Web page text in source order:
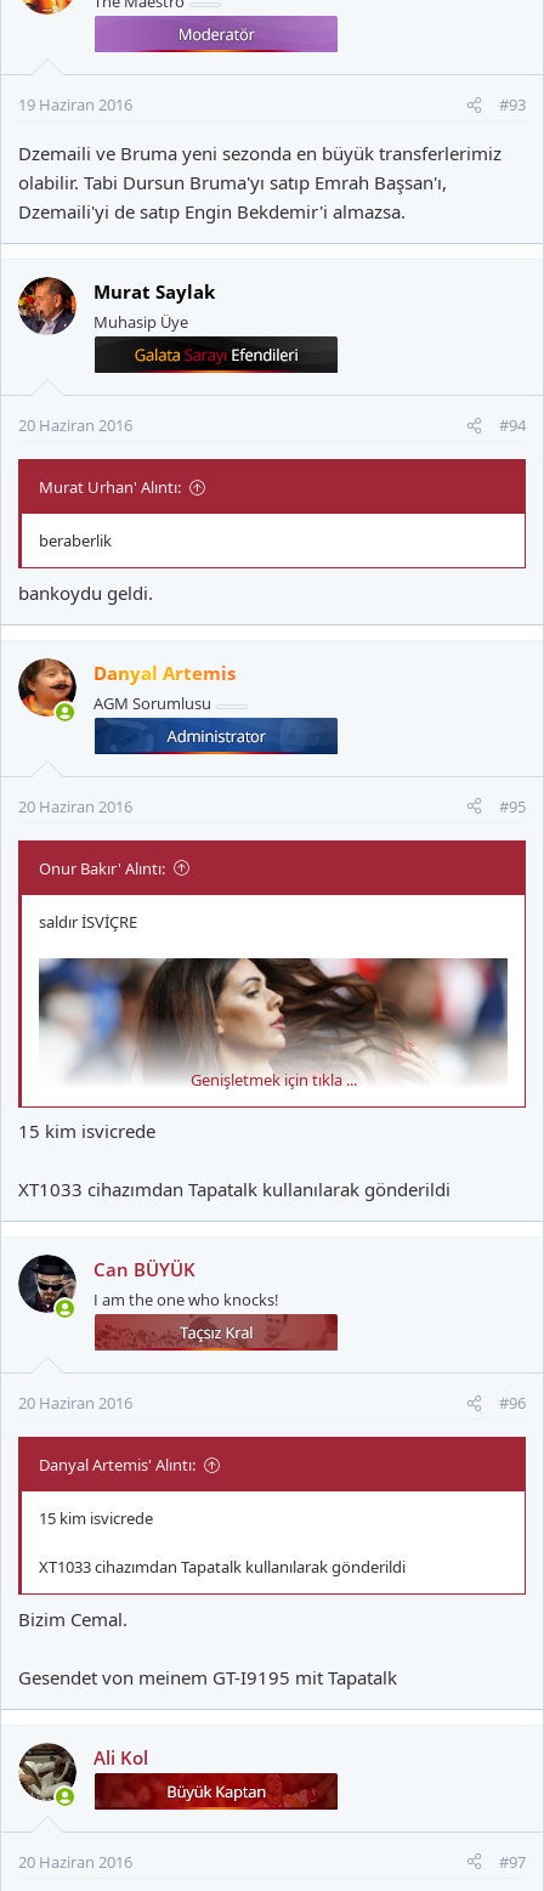
19 Haziran 2016 #93
Dzemaili ve Bruma yeni sezonda en büyük transferlerimiz
olabilir. Tabi Dursun Bruma'yı satıp Emrah Başsan'ı,
Dzemaili'yi de satıp Engin Bekdemir'i almazsa.
Murat Saylak
Muhasip Üye
20 Haziran 2016 #94
Murat Urhan' Alıntı:
beraberlik
bankoydu geldi.
Danyal Artemis
AGM Sorumlusu
20 Haziran 2016 #95
Onur Bakır' Alıntı:
saldır İSVİÇRE
Genişletmek için tıkla ...
15 kim isvicrede
XT1033 cihazımdan Tapatalk kullanılarak gönderildi
Can BÜYÜK
I am the one who knocks!
20 Haziran 2016 #96
Danyal Artemis' Alıntı:
15 kim isvicrede
XT1033 cihazımdan Tapatalk kullanılarak gönderildi
Bizim Cemal.
Gesendet von meinem GT-I9195 mit Tapatalk
Ali Kol
20 Haziran 2016 #97